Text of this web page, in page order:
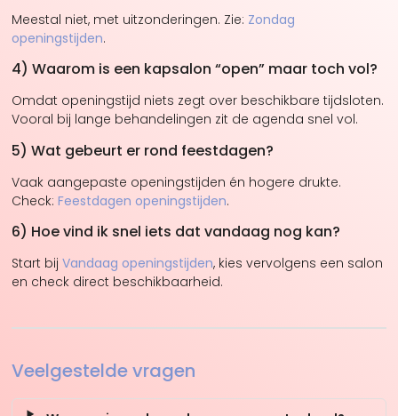
Meestal niet, met uitzonderingen. Zie: Zondag
openingstijden.
4) Waarom is een kapsalon “open” maar toch vol?
Omdat openingstijd niets zegt over beschikbare tijdsloten.
Vooral bij lange behandelingen zit de agenda snel vol.
5) Wat gebeurt er rond feestdagen?
Vaak aangepaste openingstijden én hogere drukte.
Check:Feestdagen openingstijden.
6) Hoe vind ik snel iets dat vandaag nog kan?
Start bijVandaag openingstijden, kies vervolgens een salon
en check direct beschikbaarheid.
Veelgestelde vragen